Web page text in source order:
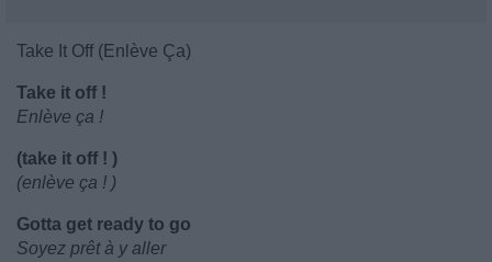
Take It Off (Enlève Ça)
Take it off !
Enlève ça !
(take it off ! )
(enlève ça ! )
Gotta get ready to go
Soyez prêt à y aller